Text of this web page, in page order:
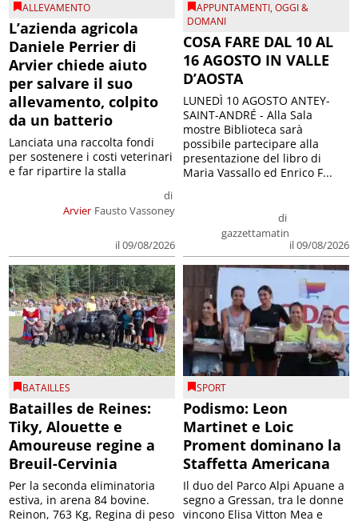
ALLEVAMENTO
L’azienda agricola
Daniele Perrier di
Arvier chiede aiuto
per salvare il suo
allevamento, colpito
da un batterio
Arvier
di
Fausto Vassoney
il 09/08/2026
Lanciata una raccolta fondi
per sostenere i costi veterinari
e far ripartire la stalla
APPUNTAMENTI,OGGI &
DOMANI
COSA FARE DAL 10 AL
16 AGOSTO IN VALLE
D’AOSTA
di
gazzettamatin
il 09/08/2026
LUNEDÌ 10 AGOSTO ANTEY-
SAINT-ANDRÉ - Alla Sala
mostre Biblioteca sarà
possibile partecipare alla
presentazione del libro di
Maria Vassallo ed Enrico F...
BATAILLES
Batailles de Reines:
Tiky, Alouette e
Amoureuse regine a
Breuil-Cervinia
Per la seconda eliminatoria
estiva, in arena 84 bovine.
Reinon, 763 Kg, Regina di peso
SPORT
Podismo: Leon
Martinet e Loic
Proment dominano la
Staffetta Americana
Il duo del Parco Alpi Apuane a
segno a Gressan, tra le donne
vincono Elisa Vitton Mea e